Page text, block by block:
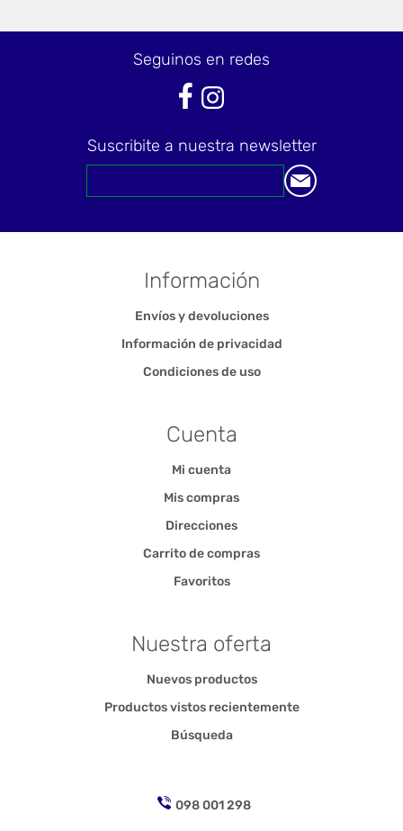
Seguinos en redes
Suscribite a nuestra newsletter
Información
Envíos y devoluciones
Información de privacidad
Condiciones de uso
Cuenta
Mi cuenta
Mis compras
Direcciones
Carrito de compras
Favoritos
Nuestra oferta
Nuevos productos
Productos vistos recientemente
Búsqueda
098 001 298